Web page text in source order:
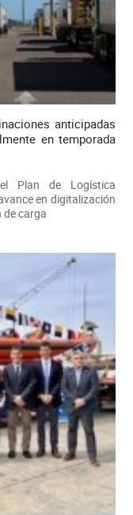
anticipadas
en temporada
Plan de Logística
en digitalización
carga